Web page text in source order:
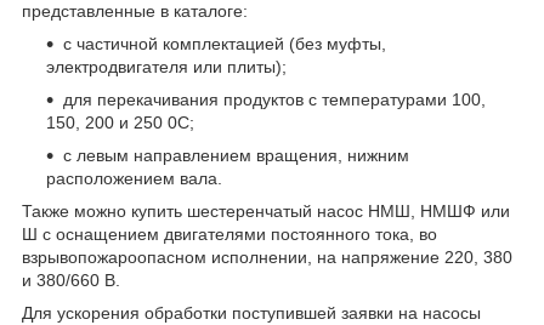
представленные в каталоге:
с частичной комплектацией (без муфты,
электродвигателя или плиты);
для перекачивания продуктов с температурами 100,
150, 200 и 250 0С;
с левым направлением вращения, нижним
расположением вала.
Также можно купить шестеренчатый насос НМШ, НМШФ или
Ш с оснащением двигателями постоянного тока, во
взрывопожароопасном исполнении, на напряжение 220, 380
и 380/660 В.
Для ускорения обработки поступившей заявки на насосы